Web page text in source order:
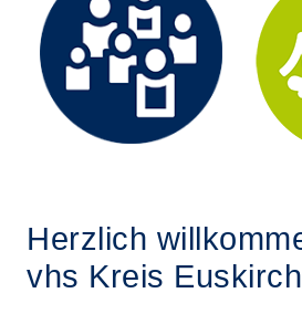
Herzlich
vhs Kreis